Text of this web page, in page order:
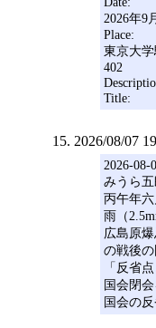
2026年9
Place:
東京大学
402
Title:
2026/08/07
2026-08-
みうら五
丙午年
雨（
広島原
の戦後の
「反省
国会閉
国会の